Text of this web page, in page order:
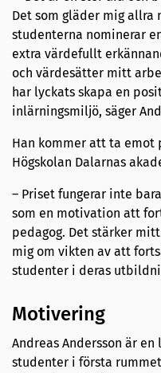
Det som gläder mig
studenterna nominerar
extra värdefullt
och värdesätter mitt
har lyckats skapa en
inlärningsmiljö, säger
Han kommer att ta emot
Högskolan Dalarnas
– Priset fungerar inte
som en motivation att
pedagog. Det stärker
mig om vikten av att
studenter i deras
Motivering
Andreas Andersson är
studenter i första